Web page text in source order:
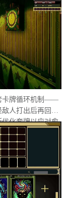
深处的心魔与梦
卡牌循环机制——
人打出后再回归
化套牌以应对愈
特的复古像素画
兼具复古感与精